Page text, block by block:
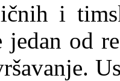
i
jedan od